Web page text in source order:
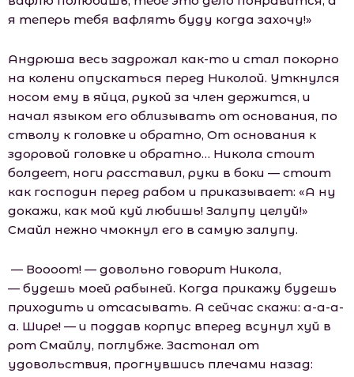
я теперь тебя вафлять буду когда захочу!»
Андрюша весь задрожал как-то и стал покорно
на колени опускаться перед Николой. Уткнулся
носом ему в яйца, рукой за член держится, и
начал языком его облизывать от основания, по
стволу к головке и обратно, От основания к
здоровой головке и обратно… Никола стоит
болдеет, ноги расставил, руки в боки — стоит
как господин перед рабом и приказывает: «А ну
докажи, как мой куй любишь! Залупу целуй!»
Смайл нежно чмокнул его в самую залупу.
— Воооот! — довольно говорит Никола,
— будешь моей рабыней. Когда прикажу будешь
приходить и отсасывать. А сейчас скажи: а-а-а-
а. Шире! — и поддав корпус вперед всунул хуй в
рот Смайлу, поглубже. Застонал от
удовольствия, прогнувшись плечами назад: